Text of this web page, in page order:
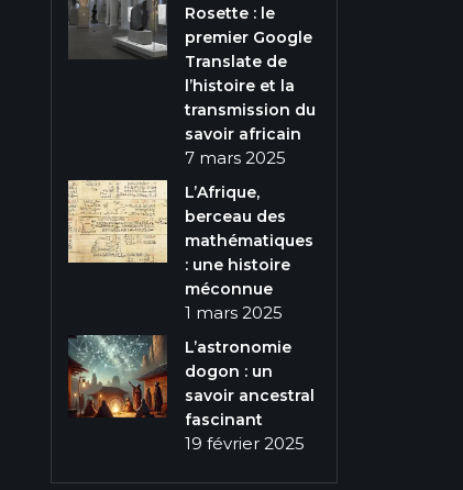
Rosette : le
premier Google
Translate de
l’histoire et la
transmission du
savoir africain
7 mars 2025
L’Afrique,
berceau des
mathématiques
: une histoire
méconnue
1 mars 2025
L’astronomie
dogon : un
savoir ancestral
fascinant
19 février 2025